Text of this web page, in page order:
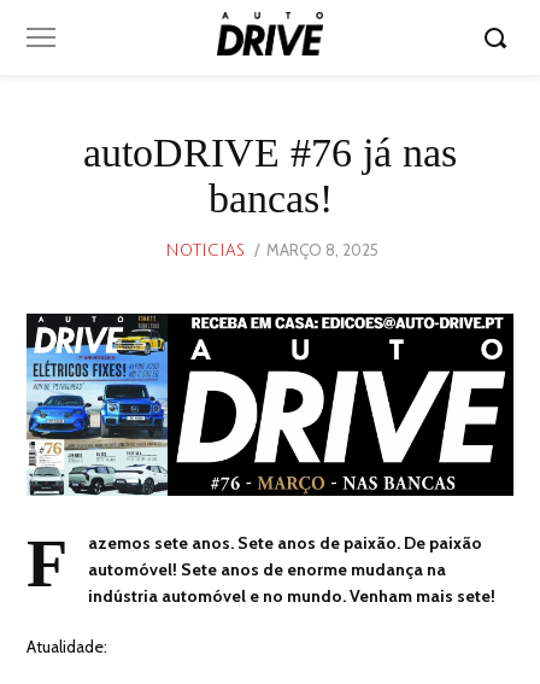
autoDRIVE #76 já nas
bancas!
NOTICIAS
POSTED
MARÇO 8, 2025
F
azemos sete anos. Sete anos de paixão. De paixão
automóvel! Sete anos de enorme mudança na
indústria automóvel e no mundo. Venham mais sete!
Atualidade: